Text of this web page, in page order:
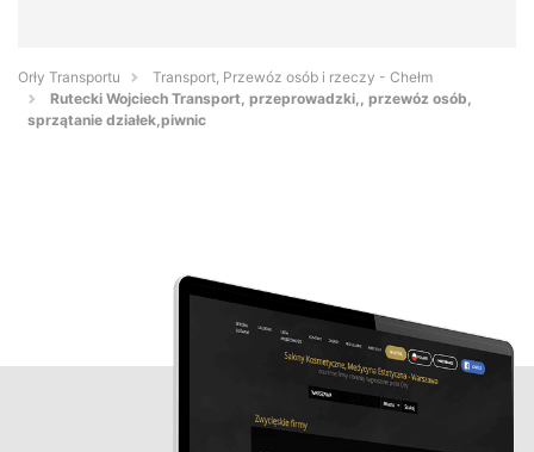
Orły Transportu
Transport, Przewóz osób i rzeczy - Chełm
Rutecki Wojciech Transport, przeprowadzki,, przewóz osób,
sprzątanie działek,piwnic